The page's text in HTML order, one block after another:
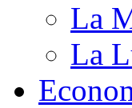
La
La